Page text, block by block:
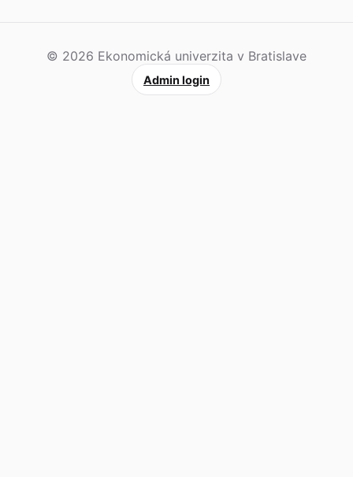
© 2026 Ekonomická univerzita v Bratislave
Admin login